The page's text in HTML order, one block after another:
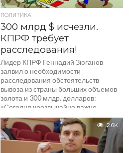
ПОЛИТИКА
300 млрд $ исчезли.
КПРФ требует
расследования!
Лидер КПРФ Геннадий Зюганов
заявил о необходимости
расследования обстоятельств
вывоза из страны больших объемов
золота и 300 млдр. долларов:
«Сегодня чрезвычайно важно...
2.6K